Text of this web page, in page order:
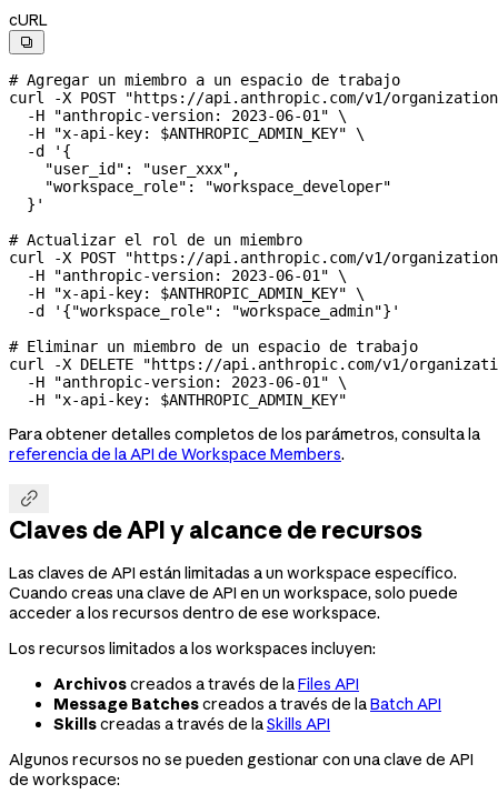
cURL

# Agregar un miembro a un espacio de trabajo
curl -X POST "https://api.anthropic.com/v1/organizations/
  -H
"anthropic-version: 2023-06-01" \
  -H
"x-api-key: $ANTHROPIC_ADMIN_KEY" \
  -d
'{
    "user_id": "user_xxx",
    "workspace_role": "workspace_developer"
  }'
# Actualizar el rol de un miembro
curl -X POST "https://api.anthropic.com/v1/
  -H
"anthropic-version: 2023-06-01" \
  -H
"x-api-key: $ANTHROPIC_ADMIN_KEY" \
  -d
'{"workspace_role": "workspace_admin"}'
# Eliminar un miembro de un espacio de trabajo
curl -X DELETE "https://api.anthropic.com/v1/
  -H
"anthropic-version: 2023-06-01" \
  -H
"x-api-key: $ANTHROPIC_ADMIN_KEY"
Para obtener detalles completos de los parámetros, consulta la
referencia de la API de Workspace Members.

Claves de API y alcance de recursos
Las claves de API están limitadas a un workspace específico.
Cuando creas una clave de API en un workspace, solo puede
acceder a los recursos dentro de ese workspace.
Los recursos limitados a los workspaces incluyen:
Archivoscreados a través de laFiles API
Message Batchescreados a través de laBatch API
Skillscreadas a través de laSkills API
Algunos recursos no se pueden gestionar con una clave de API
de workspace: